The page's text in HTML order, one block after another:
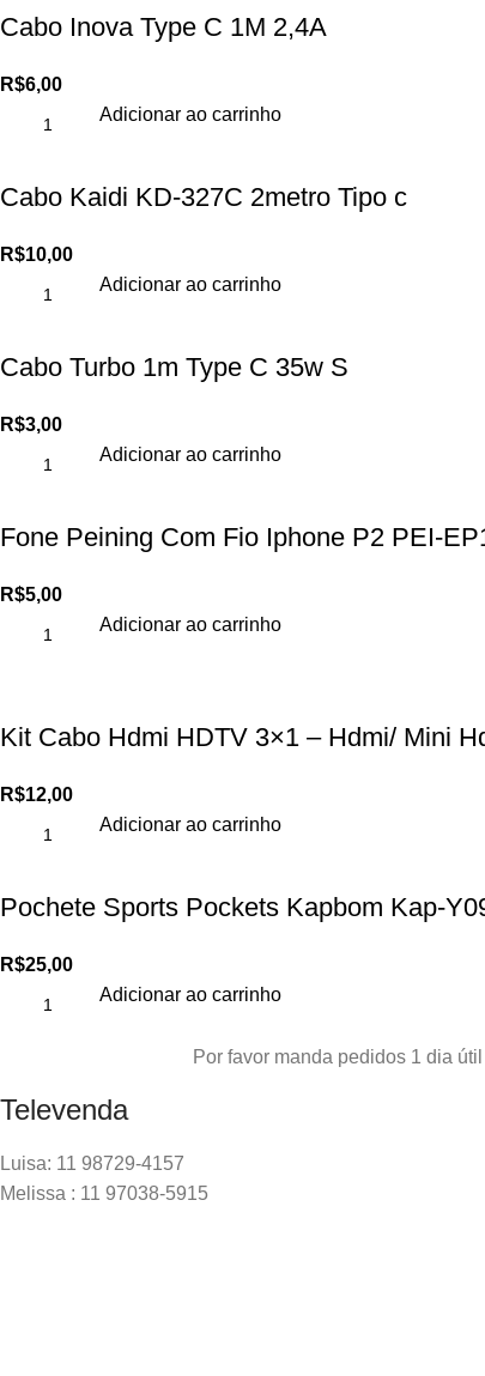
Cabo Inova Type C 1M 2,4A
R$6,00
Adicionar ao carrinho
Cabo Kaidi KD-327C 2metro Tipo c
R$10,00
Adicionar ao carrinho
Cabo Turbo 1m Type C 35w S
R$3,00
Adicionar ao carrinho
Fone Peining Com Fio Iphone P2 PEI-
R$5,00
Adicionar ao carrinho
Kit Cabo Hdmi HDTV 3×1 – Hdmi/ Mini
R$12,00
Adicionar ao carrinho
Pochete Sports Pockets Kapbom Kap-
R$25,00
Adicionar ao carrinho
Por favor manda pedidos 1 dia
Televenda
Luisa: 11 98729-4157
Melissa : 11 97038-5915